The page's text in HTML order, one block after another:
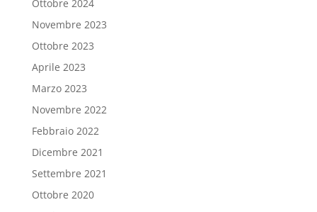
Ottobre 2024
Novembre 2023
Ottobre 2023
Aprile 2023
Marzo 2023
Novembre 2022
Febbraio 2022
Dicembre 2021
Settembre 2021
Ottobre 2020